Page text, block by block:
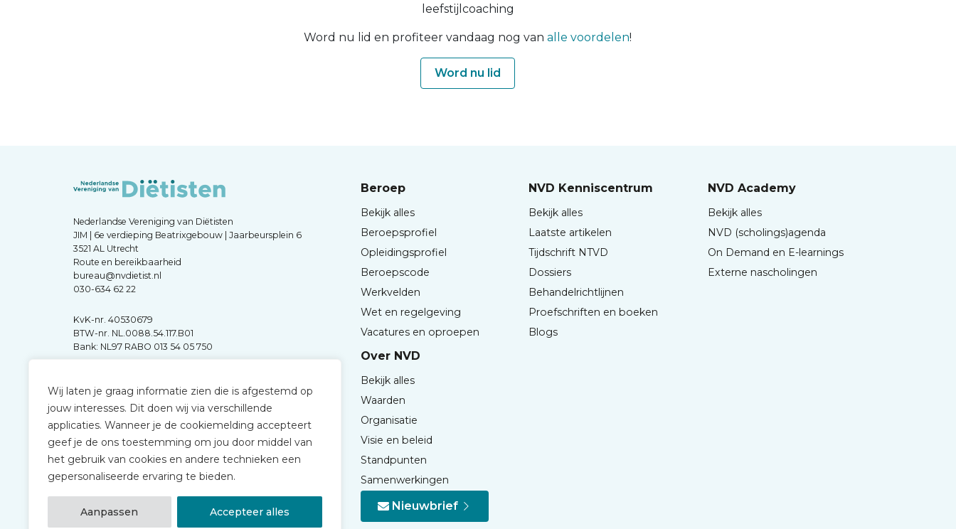
Wij laten je graag informatie zien die is afgestemd op
jouw interesses. Dit doen wij via verschillende
applicaties. Wanneer je de cookiemelding accepteert
geef je de ons toestemming om jou door middel van
het gebruik van cookies en andere technieken een
gepersonaliseerde ervaring te bieden.
Aanpassen Accepteer alles
leefstijlcoaching
Word nu lid en profiteer vandaag nog van alle voordelen!
Word nu lid
Nederlandse Vereniging van Diëtisten
JIM | 6e verdieping Beatrixgebouw | Jaarbeursplein 6
3521 AL Utrecht
Route en bereikbaarheid
bureau@nvdietist.nl
030-634 62 22
KvK-nr. 40530679
BTW-nr. NL.0088.54.117.B01
Bank: NL97 RABO 013 54 05 750
Beroep
Bekijk alles
Beroepsprofiel
Opleidingsprofiel
Beroepscode
Werkvelden
Wet en regelgeving
Vacatures en oproepen
NVD Kenniscentrum
Bekijk alles
Laatste artikelen
Tijdschrift NTVD
Dossiers
Behandelrichtlijnen
Proefschriften en boeken
Blogs
NVD Academy
Bekijk alles
NVD (scholings)agenda
On Demand en E-learnings
Externe nascholingen
Over NVD
Bekijk alles
Waarden
Organisatie
Visie en beleid
Standpunten
Samenwerkingen
Nieuwbrief